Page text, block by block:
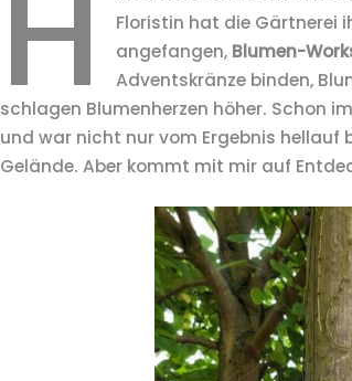
Floristin hat die Gärtnerei
angefangen,Blumen-
Adventskränze binden,
schlagen Blumenherzen höher. Schon
und war nicht nur vom Ergebnis
Gelände. Aber kommt mit mir auf